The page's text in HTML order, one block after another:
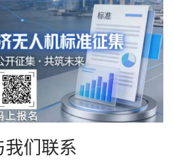
我们联系